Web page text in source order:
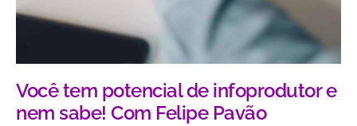
Você tem potencial de infoprodutor e
nem sabe! Com Felipe Pavão